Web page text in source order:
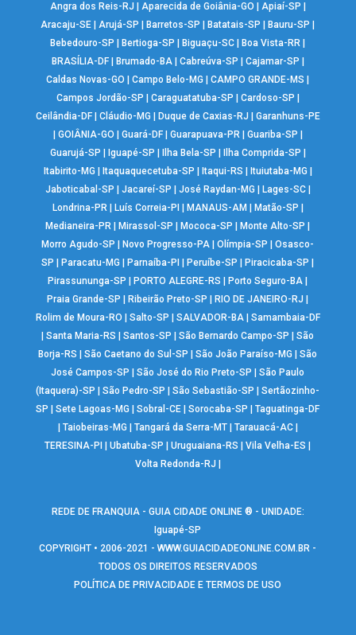
Angra dos Reis-RJ Aparecida de Goiânia-GO Apiaí-SP
Aracaju-SE |Arujá-SP Barretos-SP Batatais-SP Bauru-SP
Bebedouro-SP
Bertioga-SP Biguaçu-SC Boa Vista-RR
BRASÍLIA-DF| Brumado-BA| Cabreúva-SP Cajamar-SP
Caldas Novas-GO
|Campo Belo-MG |CAMPO GRANDE-MS
Campos Jordão-SP
Caraguatatuba-SP Cardoso-SP
Ceilândia-DF| Cláudio-MG Duque de Caxias-RJ
Garanhuns-PE
GOIÂNIA-GO Guará-DF| Guarapuava-PR| Guariba-SP
Guarujá-SP
Iguapé-SP Ilha Bela-SP Ilha Comprida-SP
Itabirito-MG
Itaquaquecetuba-SP Itaqui-RS Ituiutaba-MG
Jaboticabal-SP
Jacareí-SP José Raydan-MG Lages-SC|
Londrina-PR| Luís Correia-PI MANAUS-AM Matão-SP
Medianeira-PR
Mirassol-SP Mococa-SP Monte Alto-SP
Morro Agudo-SP
Novo Progresso-PA |Olímpia-SP |Osasco-
SP
Paracatu-MG Parnaíba-PI Peruíbe-SP Piracicaba-SP
Pirassununga-SP
PORTO ALEGRE-RS Porto Seguro-BA
Praia Grande-SP
Ribeirão Preto-SP RIO DE JANEIRO-RJ
Rolim de Moura-RO
Salto-SP SALVADOR-BA| Samambaia-DF
|Santa Maria-RS |Santos-SP |São Bernardo Campo-SP |São
Borja-RS
|São Caetano do Sul-SP |São João Paraíso-MG |São
José Campos-SP
|São José do Rio Preto-SP |São Paulo
(Itaquera)-SP
|São Pedro-SP |São Sebastião-SP |Sertãozinho-
SP
|Sete Lagoas-MG |Sobral-CE |Sorocaba-SP |Taguatinga-DF
Taiobeiras-MG Tangará da Serra-MT| Tarauacá-AC|
TERESINA-PI
|Ubatuba-SP |Uruguaiana-RS |Vila Velha-ES
Volta Redonda-RJ
REDE DE FRANQUIA - GUIA CIDADE ONLINE ® - UNIDADE:
Iguapé-SP
COPYRIGHT • 2006-2021 -WWW.GUIACIDADEONLINE.COM.BR -
TODOS OS DIREITOS RESERVADOS
POLÍTICA DE PRIVACIDADE E TERMOS DE USO